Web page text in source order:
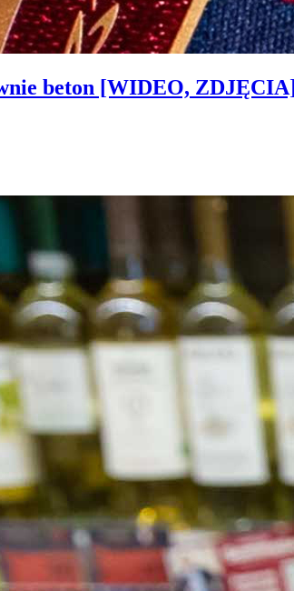
beton [WIDEO, ZDJĘCIA]